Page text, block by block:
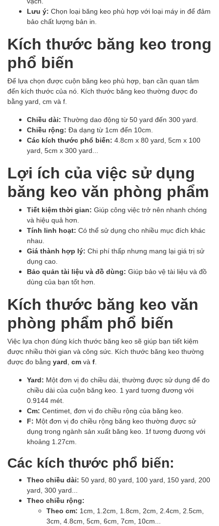
Lưu ý: Chọn loại băng keo phù hợp với loại máy in để đảm
bảo chất lượng bản in.
Kích thước băng keo trong
phổ biến
Để lựa chọn được cuộn băng keo phù hợp, bạn cần quan tâm
đến kích thước của nó. Kích thước băng keo thường được đo
bằng yard, cm và f.
Chiều dài: Thường dao động từ 50 yard đến 300 yard.
Chiều rộng: Đa dạng từ 1cm đến 10cm.
Các kích thước phổ biến: 4.8cm x 80 yard, 5cm x 100
yard, 5cm x 300 yard...
Lợi ích của việc sử dụng
băng keo văn phòng phẩm
Tiết kiệm thời gian: Giúp công việc trở nên nhanh chóng
và hiệu quả hơn.
Tính linh hoạt: Có thể sử dụng cho nhiều mục đích khác
nhau.
Giá thành hợp lý: Chi phí thấp nhưng mang lại giá trị sử
dụng cao.
Bảo quản tài liệu và đồ dùng: Giúp bảo vệ tài liệu và đồ
dùng của bạn tốt hơn.
Kích thước băng keo văn
phòng phẩm phổ biến
Việc lựa chọn đúng kích thước băng keo sẽ giúp bạn tiết kiệm
được nhiều thời gian và công sức. Kích thước băng keo thường
được đo bằng yard cm và f
Yard: Một đơn vị đo chiều dài, thường được sử dụng để đo
chiều dài của cuộn băng keo. 1 yard tương đương với
0.9144 mét.
Cm: Centimet, đơn vị đo chiều rộng của băng keo.
F: Một đơn vị đo chiều rộng băng keo thường được sử
dụng trong ngành sản xuất băng keo. 1f tương đương với
khoảng 1.27cm.
Các kích thước phổ biến:
Theo chiều dài: 50 yard, 80 yard, 100 yard, 150 yard, 200
yard, 300 yard...
Theo chiều rộng:
Theo cm: 1cm, 1.2cm, 1.8cm, 2cm, 2.4cm, 2.5cm,
3cm, 4.8cm, 5cm, 6cm, 7cm, 10cm...